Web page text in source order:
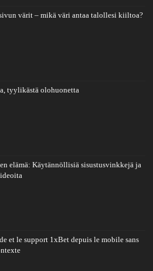
värit – mikä väri antaa talollesi kiiltoa?
tyylikästä olohuonetta
elämä: Käytännöllisiä sisustusvinkkejä ja
et le support 1xBet depuis le mobile sans